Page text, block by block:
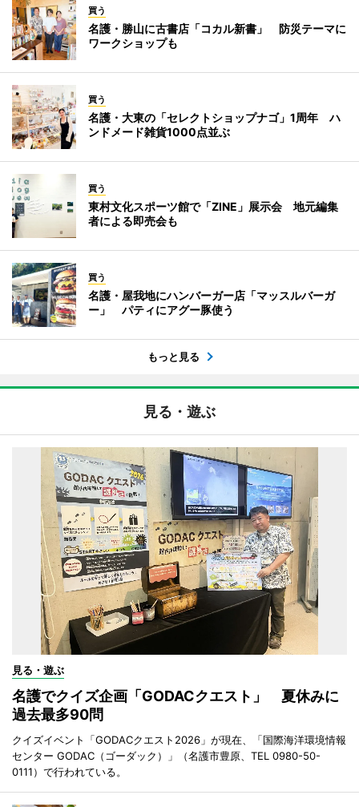
買う
名護・勝山に古書店「コカル新書」 防災テーマに
ワークショップも
買う
名護・大東の「セレクトショップナゴ」1周年 ハ
ンドメード雑貨1000点並ぶ
買う
東村文化スポーツ館で「ZINE」展示会 地元編集
者による即売会も
買う
名護・屋我地にハンバーガー店「マッスルバーガ
ー」 パティにアグー豚使う
もっと見る
見る・遊ぶ
見る・遊ぶ
名護でクイズ企画「GODACクエスト」 夏休みに
過去最多90問
クイズイベント「GODACクエスト2026」が現在、「国際海洋環境情報
センター GODAC（ゴーダック）」（名護市豊原、TEL 0980-50-
0111）で行われている。